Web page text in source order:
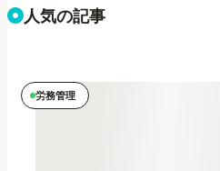
人気の記事
労務管理